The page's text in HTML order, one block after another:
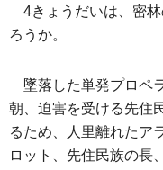
4きょうだいは、密
ろうか。
墜落した単発プロペ
朝、迫害を受ける先住
るため、人里離れたア
ロット、先住民族の長